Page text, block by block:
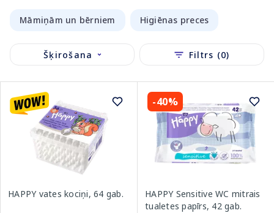
Māmiņām un bērniem Higiēnas preces
Šķirošana Filtrs (0)
HAPPY vates kociņi, 64 gab.
-40%
HAPPY Sensitive WC mitrais
tualetes papīrs, 42 gab.